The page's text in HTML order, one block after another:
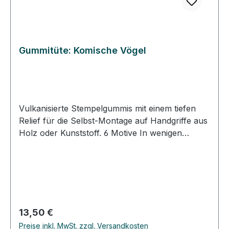
Gummitüte: Komische Vögel
Vulkanisierte Stempelgummis mit einem tiefen
Relief für die Selbst-Montage auf Handgriffe aus
Holz oder Kunststoff. 6 Motive In wenigen
das Gummi aus. Kleben Sie das Stempelgummi
mit dem Zellkautschuk auf ein passendes
Regulärer Preis:
13,50 €
Preise inkl. MwSt. zzgl. Versandkosten